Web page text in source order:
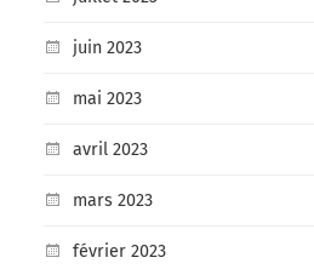
juin 2023
mai 2023
avril 2023
mars 2023
février 2023